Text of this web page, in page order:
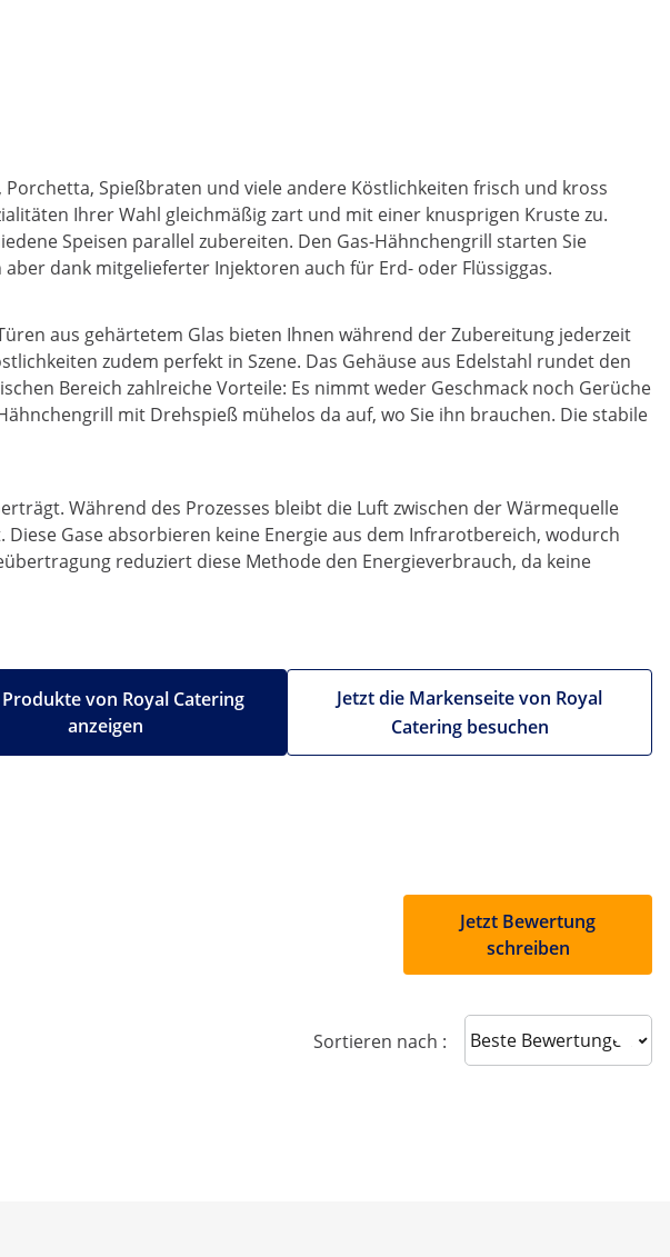
Spießbraten und viele andere Köstlichkeiten frisch und kross
Ihrer Wahl gleichmäßig zart und mit einer knusprigen Kruste zu.
Speisen parallel zubereiten. Den Gas-Hähnchengrill starten Sie
dank mitgelieferter Injektoren auch für Erd- oder Flüssiggas.
aus gehärtetem Glas bieten Ihnen während der Zubereitung jederzeit
zudem perfekt in Szene. Das Gehäuse aus Edelstahl rundet den
Bereich zahlreiche Vorteile: Es nimmt weder Geschmack noch Gerüche
mit Drehspieß mühelos da auf, wo Sie ihn brauchen. Die stabile
Während des Prozesses bleibt die Luft zwischen der Wärmequelle
Gase absorbieren keine Energie aus dem Infrarotbereich, wodurch
reduziert diese Methode den Energieverbrauch, da keine
Jetzt die Markenseite von Royal
Catering besuchen
von Royal Catering
anzeigen
Jetzt Bewertung
schreiben
Sortieren nach : Sort reviews